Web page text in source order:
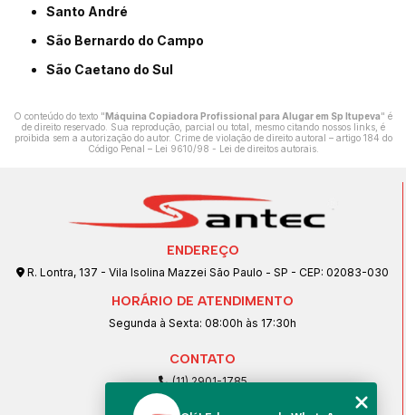
Santo André
São Bernardo do Campo
São Caetano do Sul
O conteúdo do texto "Máquina Copiadora Profissional para Alugar em Sp Itupeva" é
de direito reservado. Sua reprodução, parcial ou total, mesmo citando nossos links, é
proibida sem a autorização do autor. Crime de violação de direito autoral – artigo 184 do
Código Penal – Lei 9610/98 - Lei de direitos autorais.
ENDEREÇO
R. Lontra, 137 - Vila Isolina Mazzei São Paulo - SP - CEP: 02083-030
HORÁRIO DE ATENDIMENTO
Segunda à Sexta: 08:00h às 17:30h
CONTATO
(11) 2901-1785
(11) 99239-1832